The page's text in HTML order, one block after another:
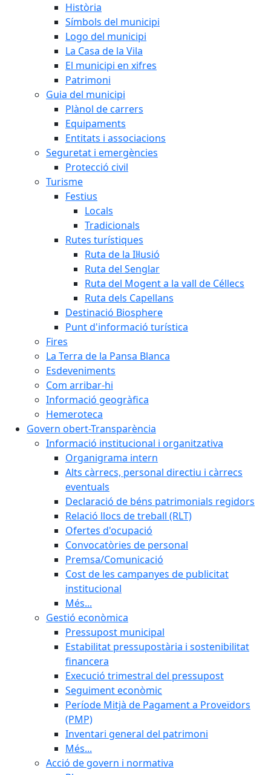
Història
Símbols del municipi
Logo del municipi
La Casa de la Vila
El municipi en xifres
Patrimoni
Guia del municipi
Plànol de carrers
Equipaments
Entitats i associacions
Seguretat i emergències
Protecció civil
Turisme
Festius
Locals
Tradicionals
Rutes turístiques
Ruta de la Il·lusió
Ruta del Senglar
Ruta del Mogent a la vall de Céllecs
Ruta dels Capellans
Destinació Biosphere
Punt d'informació turística
Fires
La Terra de la Pansa Blanca
Esdeveniments
Com arribar-hi
Informació geogràfica
Hemeroteca
Govern obert-Transparència
Informació institucional i organitzativa
Organigrama intern
Alts càrrecs, personal directiu i càrrecs
eventuals
Declaració de béns patrimonials regidors
Relació llocs de treball (RLT)
Ofertes d'ocupació
Convocatòries de personal
Premsa/Comunicació
Cost de les campanyes de publicitat
institucional
Més...
Gestió econòmica
Pressupost municipal
Estabilitat pressupostària i sostenibilitat
financera
Execució trimestral del pressupost
Seguiment econòmic
Període Mitjà de Pagament a Proveïdors
(PMP)
Inventari general del patrimoni
Més...
Acció de govern i normativa